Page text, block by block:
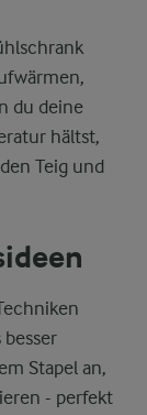
du deine
hältst,
Teig und
Stapel an,
- perfekt